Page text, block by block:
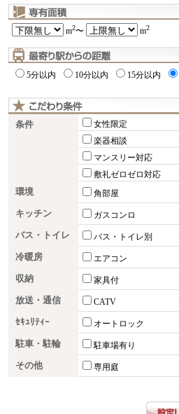
m2〜 m2
5分以内 10分以内 15分以内
条件 女性限定
楽器相談
マンスリー対応
敷礼ゼロゼロ対応
環境 角部屋
キッチン ガスコンロ
バス・トイレ バス・トイレ別
冷暖房 エアコン
収納 家具付
放送・通信 CATV
ｾｷｭﾘﾃｨｰ オートロック
駐車・駐輪 駐車場有り
その他 専用庭